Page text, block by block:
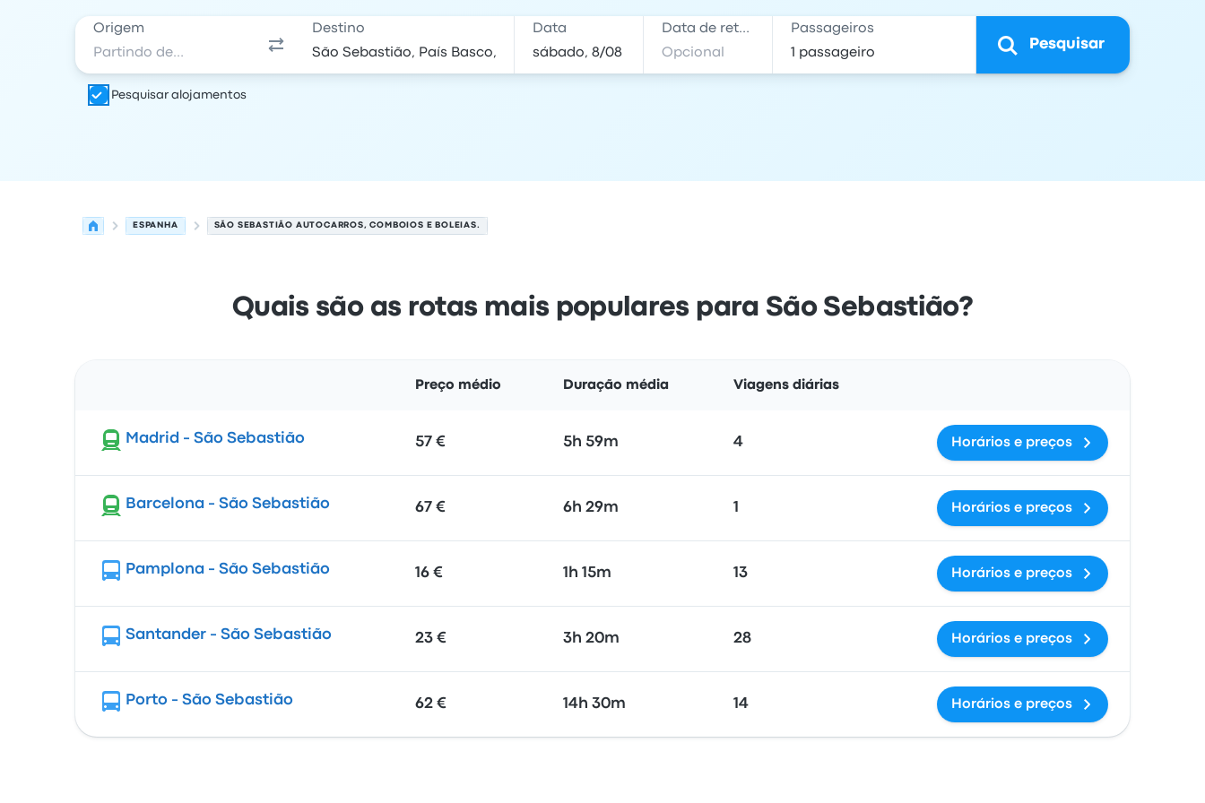
Origem Destino Data Data de retorno Passageiros
Pesquisar
Pesquisar alojamentos
ESPANHA SÃO SEBASTIÃO AUTOCARROS, COMBOIOS E BOLEIAS.
Quais são as rotas mais populares para São Sebastião?
Preço médio Duração média Viagens diárias
Madrid - São Sebastião 57 € 5h 59m 4 Horários e preços
Barcelona - São Sebastião 67 € 6h 29m 1 Horários e preços
Pamplona - São Sebastião 16 € 1h 15m 13 Horários e preços
Santander - São Sebastião 23 € 3h 20m 28 Horários e preços
Porto - São Sebastião 62 € 14h 30m 14 Horários e preços